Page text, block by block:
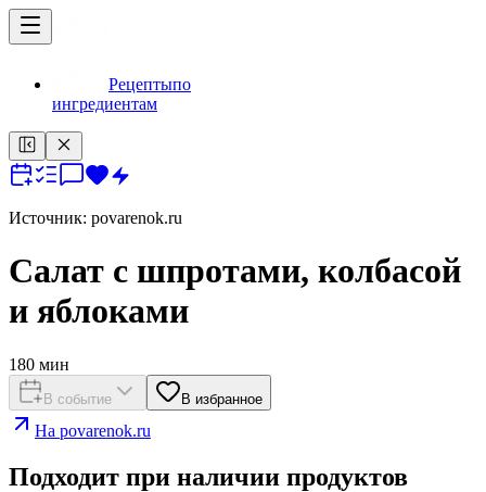
Рецептыпо
ингредиентам
Источник: povarenok.ru
Салат с шпротами, колбасой
и яблоками
180 мин
В событие В избранное
На povarenok.ru
Подходит при наличии продуктов